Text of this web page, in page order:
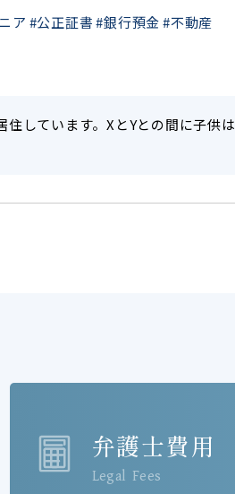
ア #公正証書 #銀行預金#不動産
しています。XとYとの間に子供は
弁護士費用
Legal Fees